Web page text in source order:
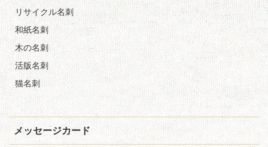
リサイクル名刺
和紙名刺
木の名刺
活版名刺
猫名刺
メッセージカード